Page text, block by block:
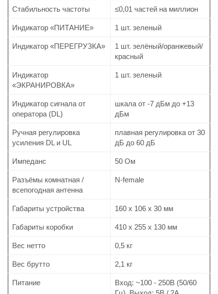
Стабильность частоты ≤0,01 частей на миллион
Индикатор «ПИТАНИЕ» 1 шт. зеленый
Индикатор «ПЕРЕГРУЗКА»
1 шт. зелёный/оранжевый/
красный
Индикатор
«ЭКРАНИРОВКА»
1 шт. зеленый
Индикатор сигнала от
оператора (DL)
шкала от -7 дБм до +13
дБм
Ручная регулировка
усиления DL и UL
плавная регулировка от 30
дБ до 60 дБ
Импеданс 50 Ом
Разъёмы комнатная /
всепогодная антенна
N-female
Габариты устройства 160 х 106 х 30 мм
Габариты коробки 410 х 255 х 130 мм
Вес нетто 0,5 кг
Вес брутто 2,1 кг
Питание
Вход: ~100 - 250В (50/60